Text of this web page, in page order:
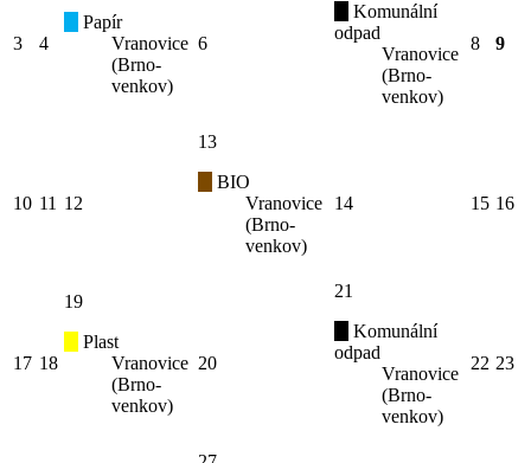
3 4
Papír
Vranovice
(Brno-
venkov)
6
Komunální
odpad
Vranovice
(Brno-
venkov)
8 9
10 11 12
13
BIO
Vranovice
(Brno-
venkov)
14 15 16
17 18
19
Plast
Vranovice
(Brno-
venkov)
20
21
Komunální
odpad
Vranovice
(Brno-
venkov)
22 23